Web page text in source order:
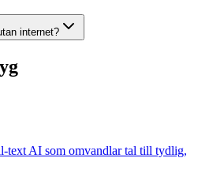
internet?
text AI som omvandlar tal till tydlig,